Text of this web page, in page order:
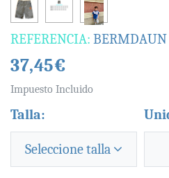
REFERENCIA: BERMDAUN
37,45€
Impuesto Incluido
Talla:
Seleccione talla